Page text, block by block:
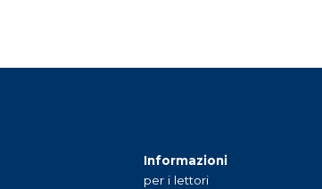
Informazioni
per i lettori